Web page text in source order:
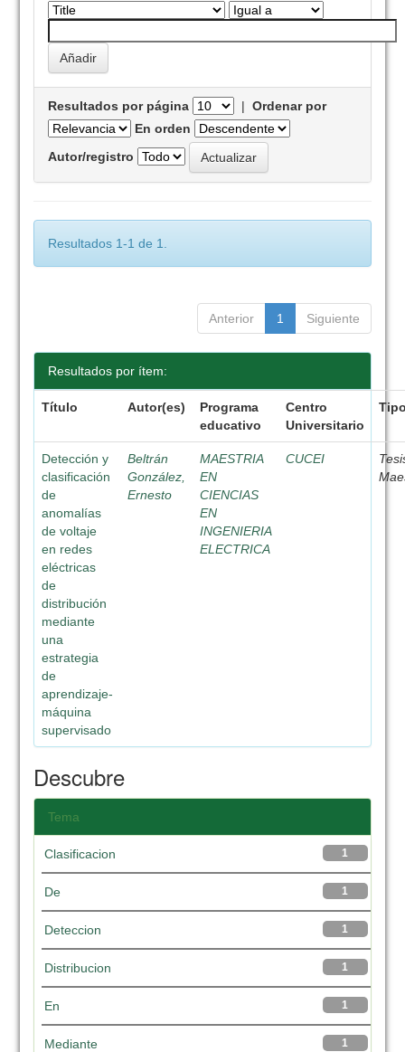
Resultados por página |Ordenar por
En orden
Autor/registro
Resultados 1-1 de 1.
Anterior 1 Siguiente
Resultados por ítem:
Título Autor(es)
Programa
educativo
Centro
Universitario
Detección y
clasificación
de
anomalías
de voltaje
en redes
eléctricas
de
distribución
mediante
una
estrategia
de
aprendizaje-
máquina
supervisado
Beltrán
González,
Ernesto
MAESTRIA
EN
CIENCIAS
EN
INGENIERIA
ELECTRICA
CUCEI
Descubre
Tema
1
Clasificacion
1
De
1
Deteccion
1
Distribucion
1
En
1
Mediante